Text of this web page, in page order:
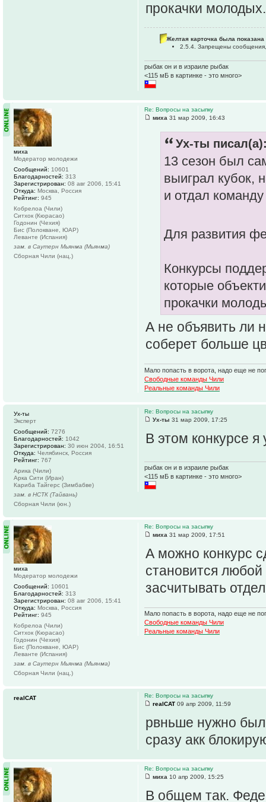
прокачки
Желтая карточка была показана
2.5.4. Запрещены
рыбак он и в израиле рыбак
<115 мБ в картинке - это много>
Re: Вопросы на засыпку
миха 31 мар 2009, 16:43
Ух-ты
13 сезон был
выиграл кубок,
и отдал
Для развития
Конкурсы
которые
прокачки
А не объявить ли
соберет больше
Мало попасть в ворота, надо еще не
Свободные команды Чили
Реальные команды Чили
миха
Модератор молодежи
Сообщений: 10601
Благодарностей: 313
Зарегистрирован: 08 авг 2006, 15:41
Откуда: Москва, Россия
Рейтинг: 945
Кобрелоа (Чили)
Ситхок (Кюрасао)
Годонин (Чехия)
Бис (Полокване, ЮАР)
Леванте (Испания)
зам. в Саутерн Мьянма (Мьянма)
Сборная Чили (нац.)
Re: Вопросы на засыпку
Ух-ты 31 мар 2009, 17:25
В этом конкурсе я
рыбак он и в израиле рыбак
<115 мБ в картинке - это много>
Ух-ты
Эксперт
Сообщений: 7276
Благодарностей: 1042
Зарегистрирован: 30 июн 2004, 16:51
Откуда: Челябинск, Россия
Рейтинг: 767
Арика (Чили)
Арка Сити (Иран)
Кариба Тайгерс (Зимбабве)
зам. в НСТК (Тайвань)
Сборная Чили (юн.)
Re: Вопросы на засыпку
миха 31 мар 2009, 17:51
А можно конкурс
становится
засчитывать
Мало попасть в ворота, надо еще не
Свободные команды Чили
Реальные команды Чили
миха
Модератор молодежи
Сообщений: 10601
Благодарностей: 313
Зарегистрирован: 08 авг 2006, 15:41
Откуда: Москва, Россия
Рейтинг: 945
Кобрелоа (Чили)
Ситхок (Кюрасао)
Годонин (Чехия)
Бис (Полокване, ЮАР)
Леванте (Испания)
зам. в Саутерн Мьянма (Мьянма)
Сборная Чили (нац.)
Re: Вопросы на засыпку
realCAT 09 апр 2009, 11:59
рвньше нужно
сразу акк
realCAT
Re: Вопросы на засыпку
миха 10 апр 2009, 15:25
В общем так.